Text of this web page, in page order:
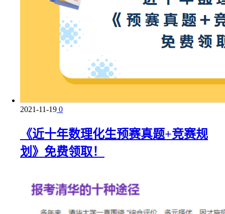
2021-11-19 0
《近十年数理化生预赛真题+竞赛规
划》免费领取！